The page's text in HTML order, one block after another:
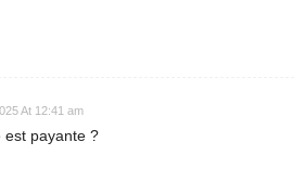
At 12:41 am
est payante ?